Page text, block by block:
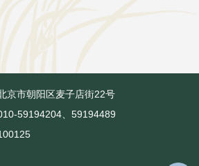
京市朝阳区麦子店街22号
59194204、59194489